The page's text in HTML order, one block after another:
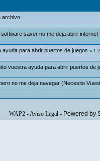
archivo
saver no me deja abrir internet
para abrir puertos de juegos «1 2
vuestra ayuda para abrir puertos de
no me deja navegar (Necesito
WAP2-Aviso Legal- Powered by